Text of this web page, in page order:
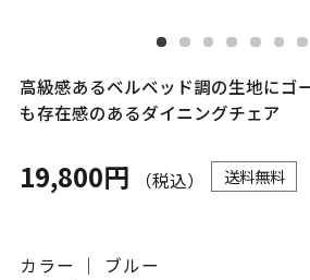
高級感あるベルベッド調の生地にゴ
も存在感のあるダイニングチェア
19,800円 （税込） 送料無料
カラー ｜ ブルー